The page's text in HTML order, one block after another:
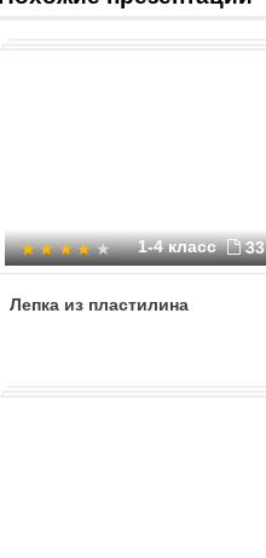
1-4 класс 33
Лепка из пластилина